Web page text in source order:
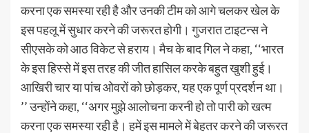
करना एक समस्या रही है और उनकी टीम को आगे चलकर खेल के
इस पहलू में सुधार करने की जरूरत होगी। गुजरात टाइटन्स ने
सीएसके को आठ विकेट से हराय। मैच के बाद गिल ने कहा, ‘‘भारत
के इस हिस्से में इस तरह की जीत हासिल करके बहुत खुशी हुई।
आखिरी चार या पांच ओवरों को छोड़कर, यह एक पूर्ण प्रदर्शन था।
’’ उन्होंने कहा, ‘‘अगर मुझे आलोचना करनी हो तो पारी को खत्म
करना एक समस्या रही है। हमें इस मामले में बेहतर करने की जरूरत